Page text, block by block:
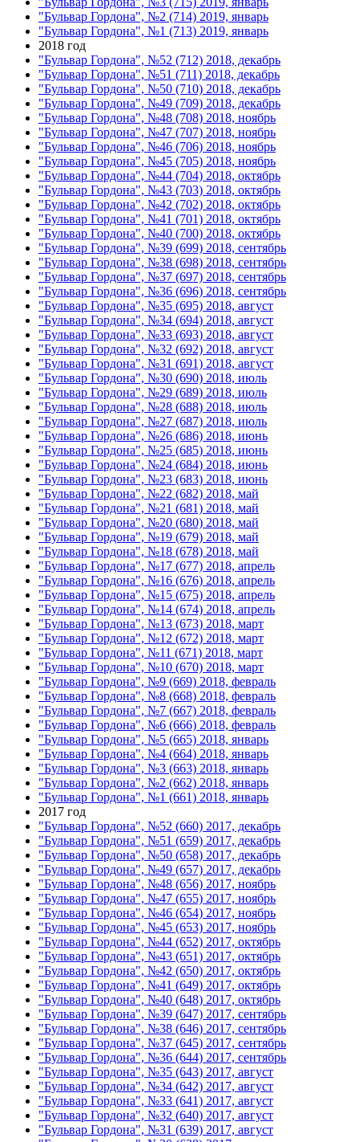
"Бульвар Гордона", №2 (714) 2019, январь
"Бульвар Гордона", №1 (713) 2019, январь
2018 год
"Бульвар Гордона", №52 (712) 2018, декабрь
"Бульвар Гордона", №51 (711) 2018, декабрь
"Бульвар Гордона", №50 (710) 2018, декабрь
"Бульвар Гордона", №49 (709) 2018, декабрь
"Бульвар Гордона", №48 (708) 2018, ноябрь
"Бульвар Гордона", №47 (707) 2018, ноябрь
"Бульвар Гордона", №46 (706) 2018, ноябрь
"Бульвар Гордона", №45 (705) 2018, ноябрь
"Бульвар Гордона", №44 (704) 2018, октябрь
"Бульвар Гордона", №43 (703) 2018, октябрь
"Бульвар Гордона", №42 (702) 2018, октябрь
"Бульвар Гордона", №41 (701) 2018, октябрь
"Бульвар Гордона", №40 (700) 2018, октябрь
"Бульвар Гордона", №39 (699) 2018, сентябрь
"Бульвар Гордона", №38 (698) 2018, сентябрь
"Бульвар Гордона", №37 (697) 2018, сентябрь
"Бульвар Гордона", №36 (696) 2018, сентябрь
"Бульвар Гордона", №35 (695) 2018, август
"Бульвар Гордона", №34 (694) 2018, август
"Бульвар Гордона", №33 (693) 2018, август
"Бульвар Гордона", №32 (692) 2018, август
"Бульвар Гордона", №31 (691) 2018, август
"Бульвар Гордона", №30 (690) 2018, июль
"Бульвар Гордона", №29 (689) 2018, июль
"Бульвар Гордона", №28 (688) 2018, июль
"Бульвар Гордона", №27 (687) 2018, июль
"Бульвар Гордона", №26 (686) 2018, июнь
"Бульвар Гордона", №25 (685) 2018, июнь
"Бульвар Гордона", №24 (684) 2018, июнь
"Бульвар Гордона", №23 (683) 2018, июнь
"Бульвар Гордона", №22 (682) 2018, май
"Бульвар Гордона", №21 (681) 2018, май
"Бульвар Гордона", №20 (680) 2018, май
"Бульвар Гордона", №19 (679) 2018, май
"Бульвар Гордона", №18 (678) 2018, май
"Бульвар Гордона", №17 (677) 2018, апрель
"Бульвар Гордона", №16 (676) 2018, апрель
"Бульвар Гордона", №15 (675) 2018, апрель
"Бульвар Гордона", №14 (674) 2018, апрель
"Бульвар Гордона", №13 (673) 2018, март
"Бульвар Гордона", №12 (672) 2018, март
"Бульвар Гордона", №11 (671) 2018, март
"Бульвар Гордона", №10 (670) 2018, март
"Бульвар Гордона", №9 (669) 2018, февраль
"Бульвар Гордона", №8 (668) 2018, февраль
"Бульвар Гордона", №7 (667) 2018, февраль
"Бульвар Гордона", №6 (666) 2018, февраль
"Бульвар Гордона", №5 (665) 2018, январь
"Бульвар Гордона", №4 (664) 2018, январь
"Бульвар Гордона", №3 (663) 2018, январь
"Бульвар Гордона", №2 (662) 2018, январь
"Бульвар Гордона", №1 (661) 2018, январь
2017 год
"Бульвар Гордона", №52 (660) 2017, декабрь
"Бульвар Гордона", №51 (659) 2017, декабрь
"Бульвар Гордона", №50 (658) 2017, декабрь
"Бульвар Гордона", №49 (657) 2017, декабрь
"Бульвар Гордона", №48 (656) 2017, ноябрь
"Бульвар Гордона", №47 (655) 2017, ноябрь
"Бульвар Гордона", №46 (654) 2017, ноябрь
"Бульвар Гордона", №45 (653) 2017, ноябрь
"Бульвар Гордона", №44 (652) 2017, октябрь
"Бульвар Гордона", №43 (651) 2017, октябрь
"Бульвар Гордона", №42 (650) 2017, октябрь
"Бульвар Гордона", №41 (649) 2017, октябрь
"Бульвар Гордона", №40 (648) 2017, октябрь
"Бульвар Гордона", №39 (647) 2017, сентябрь
"Бульвар Гордона", №38 (646) 2017, сентябрь
"Бульвар Гордона", №37 (645) 2017, сентябрь
"Бульвар Гордона", №36 (644) 2017, сентябрь
"Бульвар Гордона", №35 (643) 2017, август
"Бульвар Гордона", №34 (642) 2017, август
"Бульвар Гордона", №33 (641) 2017, август
"Бульвар Гордона", №32 (640) 2017, август
"Бульвар Гордона", №31 (639) 2017, август